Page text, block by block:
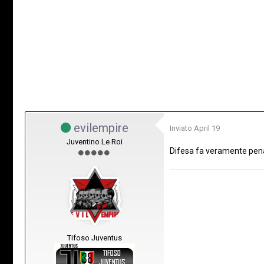
evilempire
Juventino Le Roi
Tifoso Juventus
Inviato April 19
Difesa fa veramente